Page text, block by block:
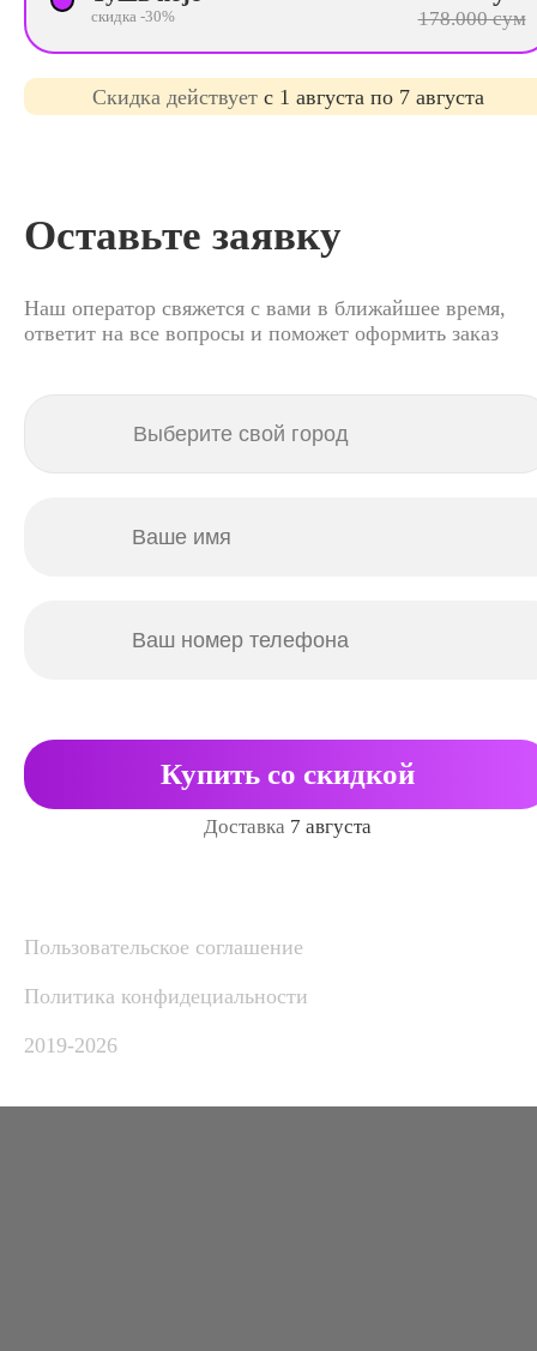
скидка -30% 178.000 сум
Cкидка действует с 1 августа по 7 августа
Оставьте заявку
Наш оператор свяжется с вами в ближайшее время,
ответит на все вопросы и поможет оформить заказ
Купить со скидкой
Доставка 7 августа
Пользовательское соглашение
Политика конфидециальности
2019-2026